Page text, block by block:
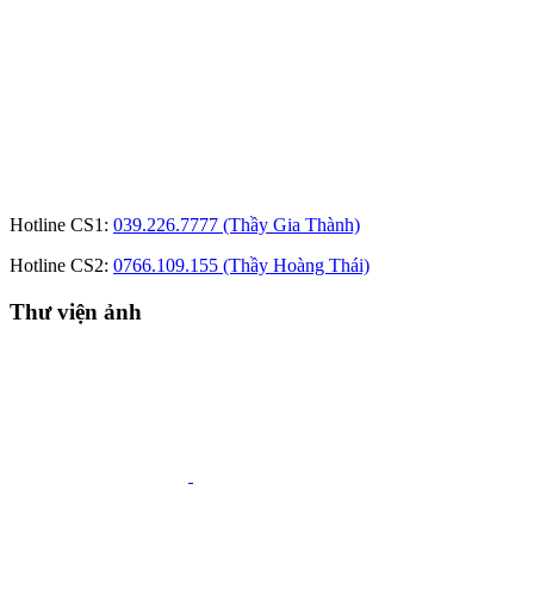
Hotline CS1: 039.226.7777 (Thầy Gia Thành)
Hotline CS2: 0766.109.155 (Thầy Hoàng Thái)
Thư viện ảnh